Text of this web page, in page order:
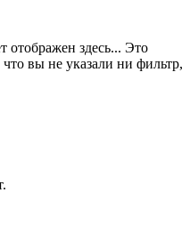
отображен здесь... Это
вы не указали ни фильтр,